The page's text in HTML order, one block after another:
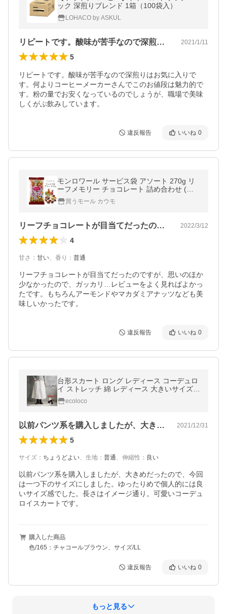
ック 深煎りブレンド 1箱（100袋入）
LOHACO by ASKUL
リピートです。酸味が苦手なので深煎りは… 2021/1/11
5
リピートです。酸味が苦手なので深煎りはお気に入りで
す。何よりコーヒーメーカーさんでこのお値段は魅力的で
す。粉の量でお安くなっているのでしょうが、職場で美味
しくがぶ飲みしています。
違反報告 いいね 0
モンロワール サービス袋 アソート 270g リ
ーフメモリー チョコレート 詰め合わせ (食
品mom-A)個包装 お徳用 大容量 お菓子 スイ
ーツ ご褒美 おやつ
買うモール カウモ
リーフチョコレートが目当てだったのです… 2022/3/12
4
甘さ ： 甘い、 香り ： 普通
リーフチョコレートが目当てだったのですが、思いのほか
少なかったので、ガッカリ…レビューをよく見ればよかっ
たです。もちろんアーモンドやマカダミアナッツなども美
違反報告 いいね 0
台形スカート ロング レディース コーデュロ
イ ストレッチ 綿 レディース 大きいサイズ 2
4AW0919R,
ecoloco
以前パンツ系を購入しましたが、大きめだ… 2021/12/31
5
サイズ ： ちょうどよい、 生地 ： 普通、 伸縮性 ： 良い
以前パンツ系を購入しましたが、大きめだったので、今回
は一つ下のサイズにしました。ゆったりめで個人的には良
いサイズ感でした。長さはイメージ通り。可愛いコーデュ
ロイスカートです。
購入した商品
色/165：チャコールブラウン、サイズ/LL
違反報告 いいね 0
もっと見る